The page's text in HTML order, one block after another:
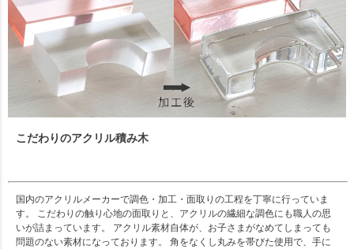
こだわりのアクリル積み木
国内のアクリルメーカーで調色・加工・面取りの工程を丁寧に行っていま
す。 こだわりの触り心地の面取りと、アクリルの繊細な調色にも職人の思
いが詰まっています。 アクリル素材自体が、お子さまがなめてしまっても
問題のない素材になっております。 角をなくし丸みを帯びた使用で、手に